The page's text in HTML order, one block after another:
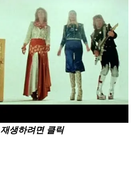
재생하려면 클릭